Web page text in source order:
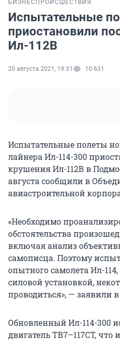
БИЗНЕС ПРОИСШЕСТВИЯ
Испытательные
приостановили
Ил-112В
20 августа 2021, 19:31 10 631
Испытательные полеты
лайнера Ил-114-300
крушения Ил-112В в
августа сообщили в
авиастроительной
«Необходимо
обстоятельства
включая анализ
самописца. Поэтому
опытного самолета Ил-
силовой установкой,
проводиться», — заявили
Обновленный Ил-114-300
двигатель ТВ7–117СТ,